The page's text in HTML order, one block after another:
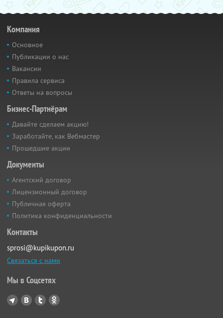
Компания
Основное
Публикации о нас
Вакансии
Правила сервиса
Ответы на вопросы
Бизнес-Партнёрам
Давайте сделаем акцию!
Заработайте, как Вебмастер
Прошедшие акции
Документы
Агентский договор
Лицензионный договор
Публичная оферта
Политика конфиденциальности
Контакты
sprosi@kupikupon.ru
Связаться с нами
Мы в Соцсетях